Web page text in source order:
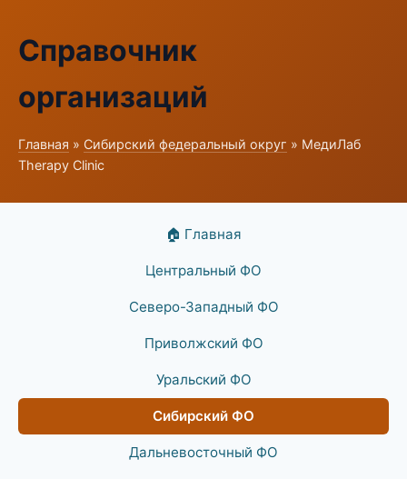
Справочник
организаций
Главная » Сибирский федеральный округ » МедиЛаб
Therapy Clinic
🏠 Главная
Центральный ФО
Северо-Западный ФО
Приволжский ФО
Уральский ФО
Сибирский ФО
Дальневосточный ФО